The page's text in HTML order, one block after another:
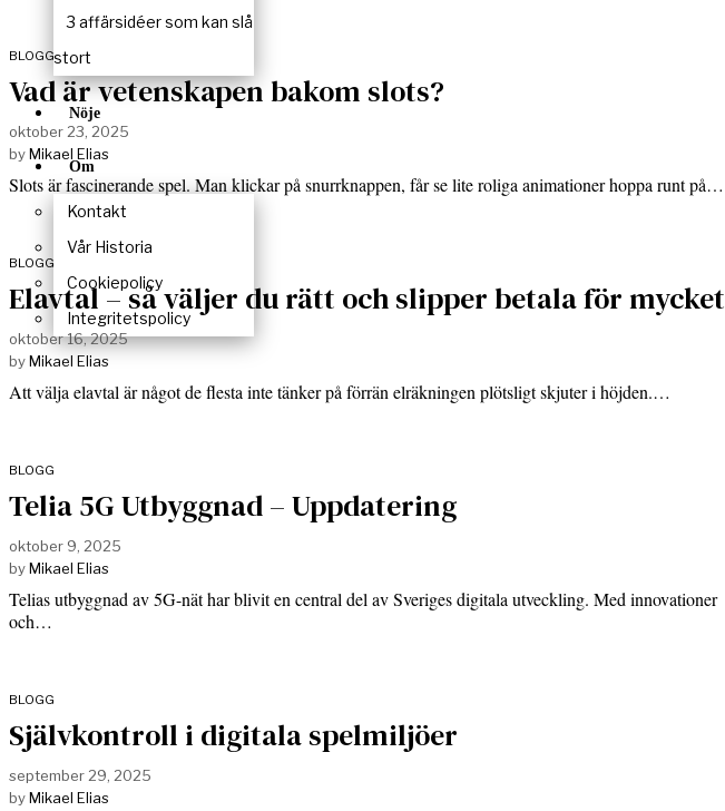
3 affärsidéer som kan slå
stort
Nöje
Om
Kontakt
Vår Historia
Cookiepolicy
Integritetspolicy
BLOGG
Vad är vetenskapen bakom slots?
oktober 23, 2025
byMikael Elias
Slots är fascinerande spel. Man klickar på snurrknappen, får se lite roliga animationer hoppa runt på…
BLOGG
Elavtal – så väljer du rätt och slipper betala för mycket
oktober 16, 2025
byMikael Elias
Att välja elavtal är något de flesta inte tänker på förrän elräkningen plötsligt skjuter i höjden.…
BLOGG
Telia 5G Utbyggnad – Uppdatering
oktober 9, 2025
byMikael Elias
Telias utbyggnad av 5G-nät har blivit en central del av Sveriges digitala utveckling. Med innovationer
och…
BLOGG
Självkontroll i digitala spelmiljöer
september 29, 2025
byMikael Elias